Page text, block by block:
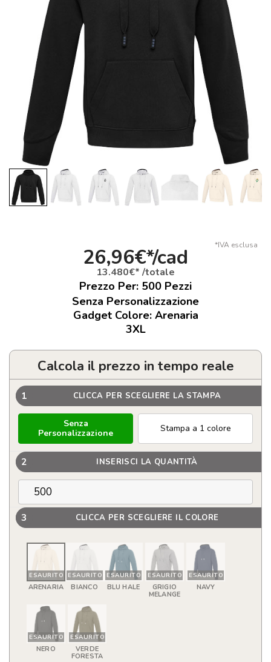
*IVA esclusa
26,96€*/cad
13.480€* /totale
Prezzo Per: 500 Pezzi
Senza Personalizzazione
Gadget Colore: Arenaria
3XL
Calcola il prezzo in tempo reale
1 CLICCA PER SCEGLIERE LA STAMPA
Senza
Personalizzazione
Stampa a 1 colore
2 INSERISCI LA QUANTITÀ
3 CLICCA PER SCEGLIERE IL COLORE
ESAURITO
ARENARIA
ESAURITO
BIANCO
ESAURITO
BLU HALE
ESAURITO
GRIGIO
MELANGE
ESAURITO
NAVY
ESAURITO
NERO
ESAURITO
VERDE
FORESTA